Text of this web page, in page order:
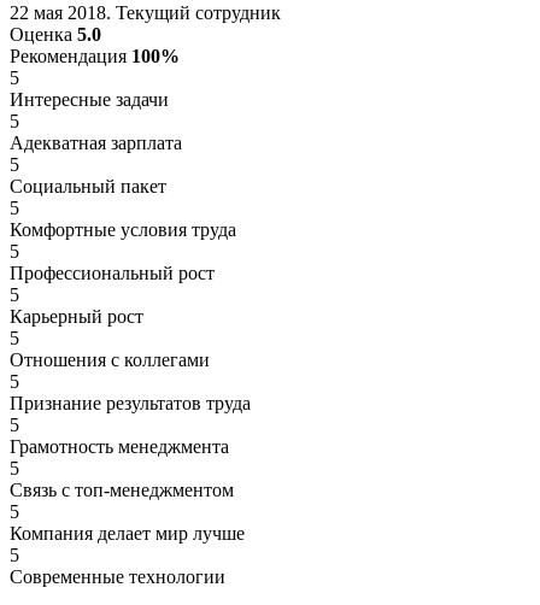
22 мая 2018. Текущий сотрудник
Оценка 5.0
Рекомендация 100%
5
Интересные задачи
5
Адекватная зарплата
5
Социальный пакет
5
Комфортные условия труда
5
Профессиональный рост
5
Карьерный рост
5
Отношения с коллегами
5
Признание результатов труда
5
Грамотность менеджмента
5
Связь с топ-менеджментом
5
Компания делает мир лучше
5
Современные технологии